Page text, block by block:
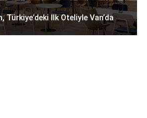
Türkiye’deki Ilk Oteliyle Van’da